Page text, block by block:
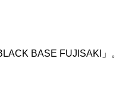
BASE FUJISAKI」。